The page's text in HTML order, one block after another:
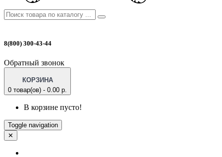
8(800) 300-43-44
Обратный звонок
КОРЗИНА
0 товар(ов) - 0.00 р.
В корзине пусто!
Toggle navigation
✕